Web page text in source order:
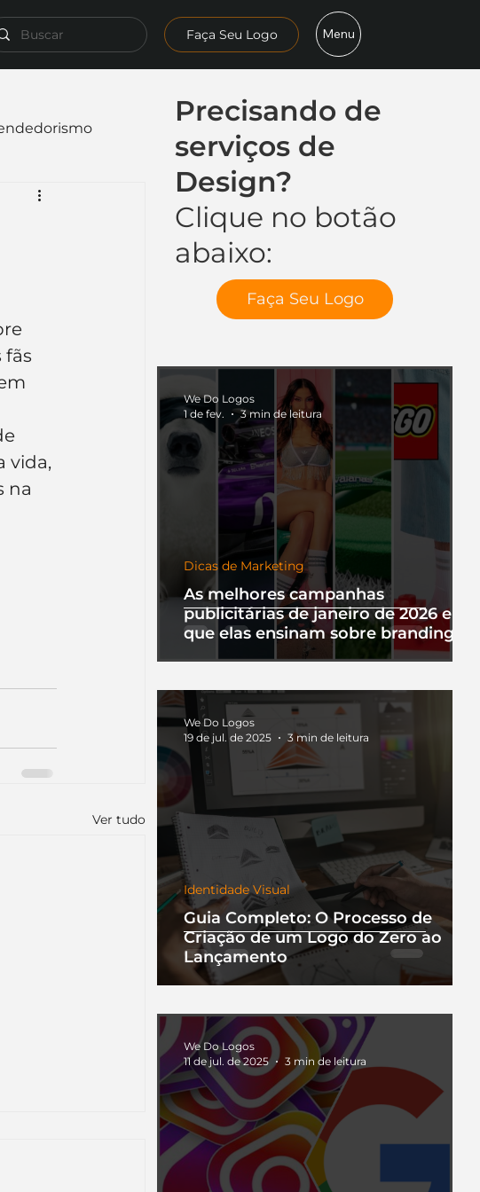
Faça Seu Logo Menu
Precisando de
serviços de
Design?
Clique no botão
abaixo:
Faça Seu Logo
As melhores campanhas
publicitárias de janeiro de 2026 e o
que elas ensinam sobre branding
Dicas de Marketing
We Do Logos
1 de fev.
3 min de leitura
Guia Completo: O Processo de
Criação de um Logo do Zero ao
Lançamento
Identidade Visual
We Do Logos
19 de jul. de 2025
3 min de leitura
We Do Logos
11 de jul. de 2025
3 min de leitura
fãs
vida,
na
Ver tudo